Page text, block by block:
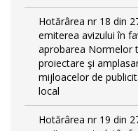
Hotărârea nr 18 din
emiterea avizului în
aprobarea Normelor
proiectare şi
mijloacelor de
local
Hotărârea nr 19 din